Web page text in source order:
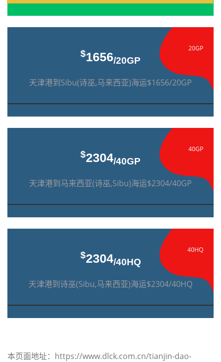
20GP
$1656/20GP
天津港到Sibu(诗巫,马来西亚)海运$1656/20GP
40GP
$2304/40GP
天津港到马来西亚(诗巫,Sibu)海运$2304/40GP
40HQ
$2304/40HQ
天津港到诗巫(Sibu,马来西亚)海运$2304/40HQ
本页面地址：https://www.dlck.com.cn/tianjin-dao-